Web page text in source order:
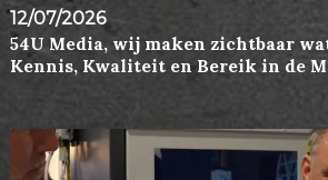
12/07/2026
54U Media, wij maken zichtbaar
Kennis, Kwaliteit en Bereik in de